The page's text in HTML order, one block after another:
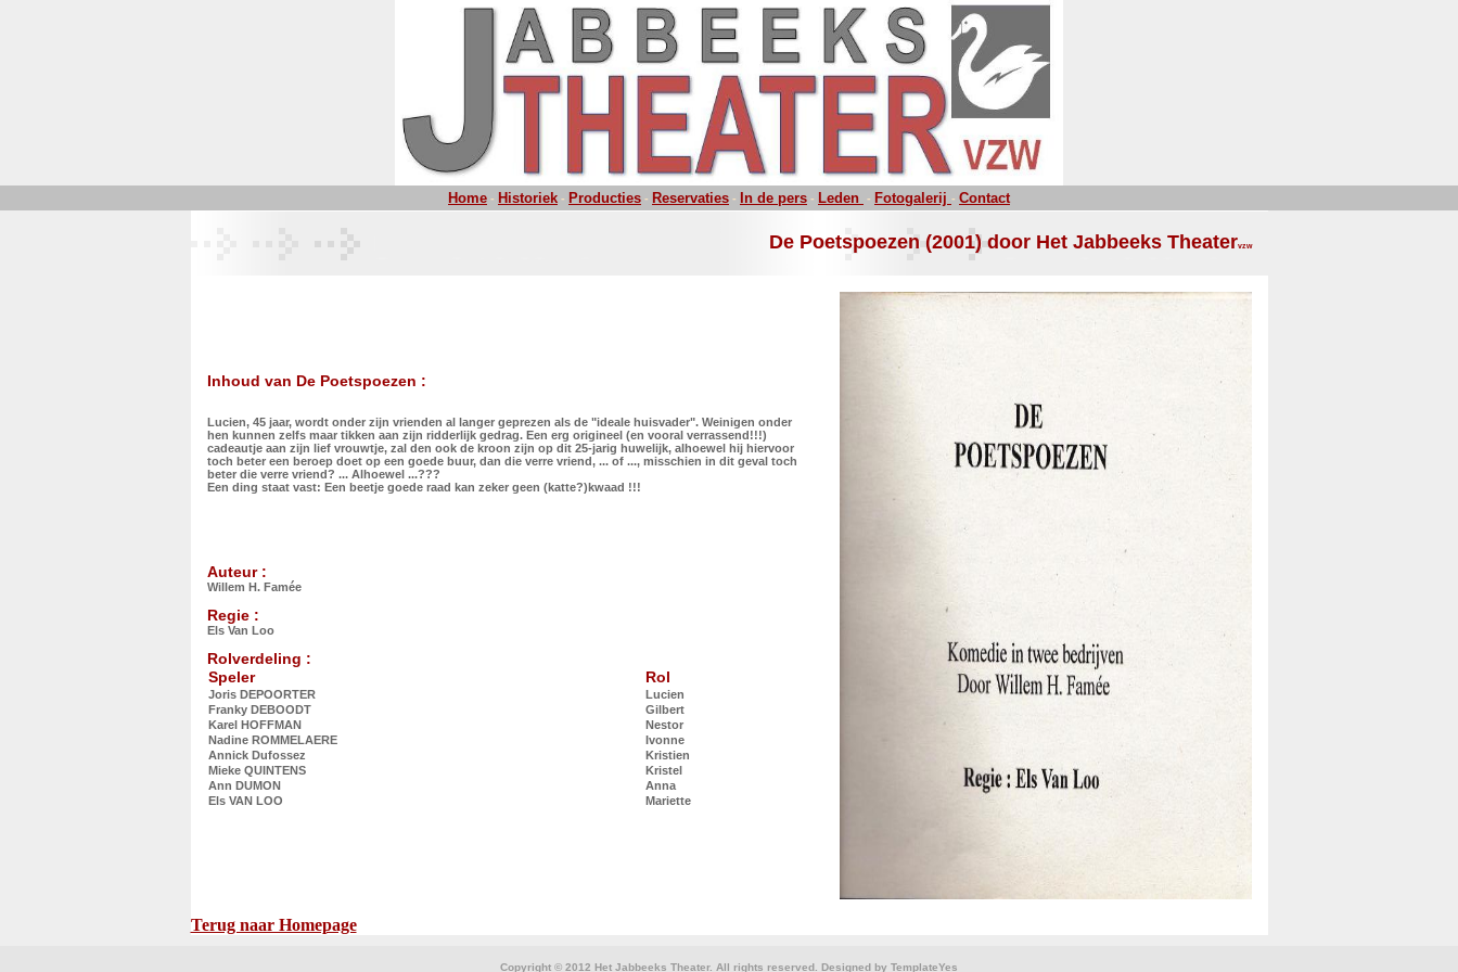
Home - Historiek - Producties - Reservaties - In de pers - Leden - Fotogalerij - Contact
De Poetspoezen (2001) door Het Jabbeeks Theatervzw
Inhoud van De Poetspoezen :
Lucien, 45 jaar, wordt onder zijn vrienden al langer geprezen als de "ideale huisvader". Weinigen onder
hen kunnen zelfs maar tikken aan zijn ridderlijk gedrag. Een erg origineel (en vooral verrassend!!!)
cadeautje aan zijn lief vrouwtje, zal den ook de kroon zijn op dit 25-jarig huwelijk, alhoewel hij hiervoor
toch beter een beroep doet op een goede buur, dan die verre vriend, ... of ..., misschien in dit geval toch
beter die verre vriend? ... Alhoewel ...???
Een ding staat vast: Een beetje goede raad kan zeker geen (katte?)kwaad !!!
Auteur :
Willem H. Famée
Regie :
Els Van Loo
Rolverdeling :
Speler
Rol
Joris DEPOORTER
Lucien
Franky DEBOODT
Gilbert
Karel HOFFMAN
Nestor
Nadine ROMMELAERE
Ivonne
Annick Dufossez
Kristien
Mieke QUINTENS
Kristel
Ann DUMON
Anna
Els VAN LOO
Mariette
Terug naar Homepage
Copyright © 2012 Het Jabbeeks Theater. All rights reserved. Designed by TemplateYes